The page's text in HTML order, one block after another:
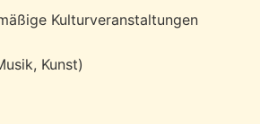
Kulturveranstaltungen
Kunst)